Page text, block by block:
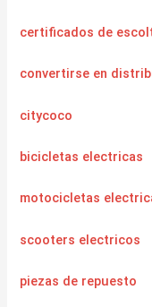
certificados de
convertirse en
citycoco
bicicletas electricas
motocicletas
scooters electricos
piezas de repuesto